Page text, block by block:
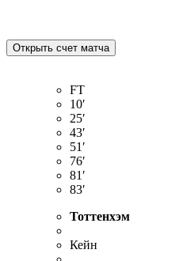
FT
10′
25′
43′
51′
76′
81′
83′
Тоттенхэм
Кейн